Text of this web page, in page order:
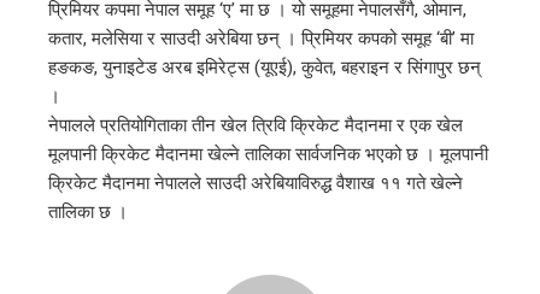
प्रिमियर कपमा नेपाल समूह ‘ए’ मा छ । यो समूहमा नेपालसँगै, ओमान,
कतार, मलेसिया र साउदी अरेबिया छन् । प्रिमियर कपको समूह ‘बी’ मा
हङकङ, युनाइटेड अरब इमिरेट्स (यूएई), कुवेत, बहराइन र सिंगापुर छन्
।
नेपालले प्रतियोगिताका तीन खेल त्रिवि क्रिकेट मैदानमा र एक खेल
मूलपानी क्रिकेट मैदानमा खेल्ने तालिका सार्वजनिक भएको छ । मूलपानी
क्रिकेट मैदानमा नेपालले साउदी अरेबियाविरुद्ध वैशाख ११ गते खेल्ने
तालिका छ ।